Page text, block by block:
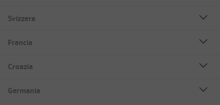
Svizzera
Francia
Croazia
Germania